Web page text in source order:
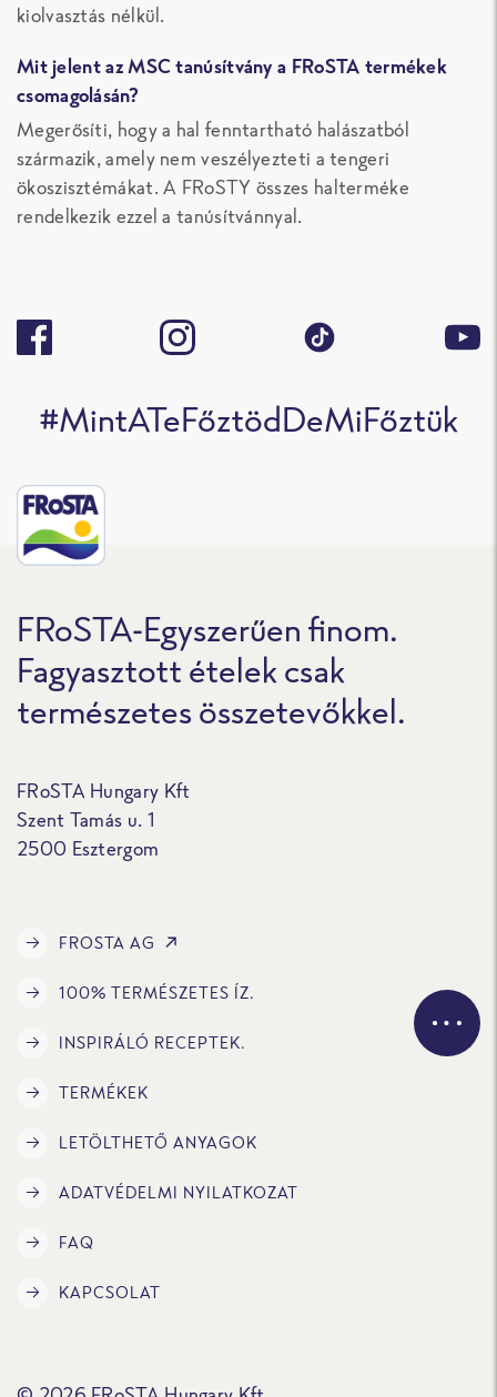
kiolvasztás nélkül.
Mit jelent az MSC tanúsítvány a FRoSTA termékek
csomagolásán?
Megerősíti, hogy a hal fenntartható halászatból
származik, amely nem veszélyezteti a tengeri
ökoszisztémákat. A FRoSTY összes halterméke
rendelkezik ezzel a tanúsítvánnyal.
#MintATeFőztödDeMiFőztük
FRoSTA-Egyszerűen finom.
Fagyasztott ételek csak
természetes összetevőkkel.
FRoSTA Hungary Kft
Szent Tamás u. 1
2500 Esztergom
FROSTA AG
100% TERMÉSZETES ÍZ.
INSPIRÁLÓ RECEPTEK.
TERMÉKEK
LETÖLTHETŐ ANYAGOK
ADATVÉDELMI NYILATKOZAT
FAQ
KAPCSOLAT